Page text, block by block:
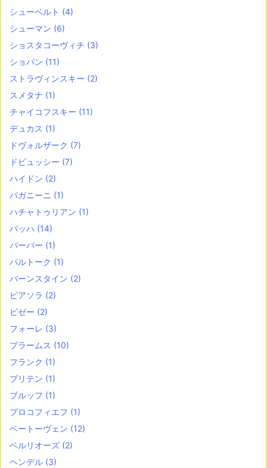
シューベルト (4)
シューマン (6)
ショスタコーヴィチ (3)
ショパン (11)
ストラヴィンスキー (2)
スメタナ (1)
チャイコフスキー (11)
デュカス (1)
ドヴォルザーク (7)
ドビュッシー (7)
ハイドン (2)
パガニーニ (1)
ハチャトゥリアン (1)
バッハ (14)
バーバー (1)
バルトーク (1)
バーンスタイン (2)
ピアソラ (2)
ビゼー (2)
フォーレ (3)
ブラームス (10)
フランク (1)
ブリテン (1)
ブルッフ (1)
プロコフィエフ (1)
ベートーヴェン (12)
ベルリオーズ (2)
ヘンデル (3)